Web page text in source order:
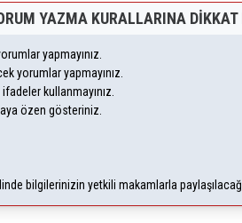
YAZMA KURALLARINA DIKKAT
yapmayınız.
yorumlar yapmayınız.
kullanmayınız.
özen gösteriniz.
bilgilerinizin yetkili makamlarla